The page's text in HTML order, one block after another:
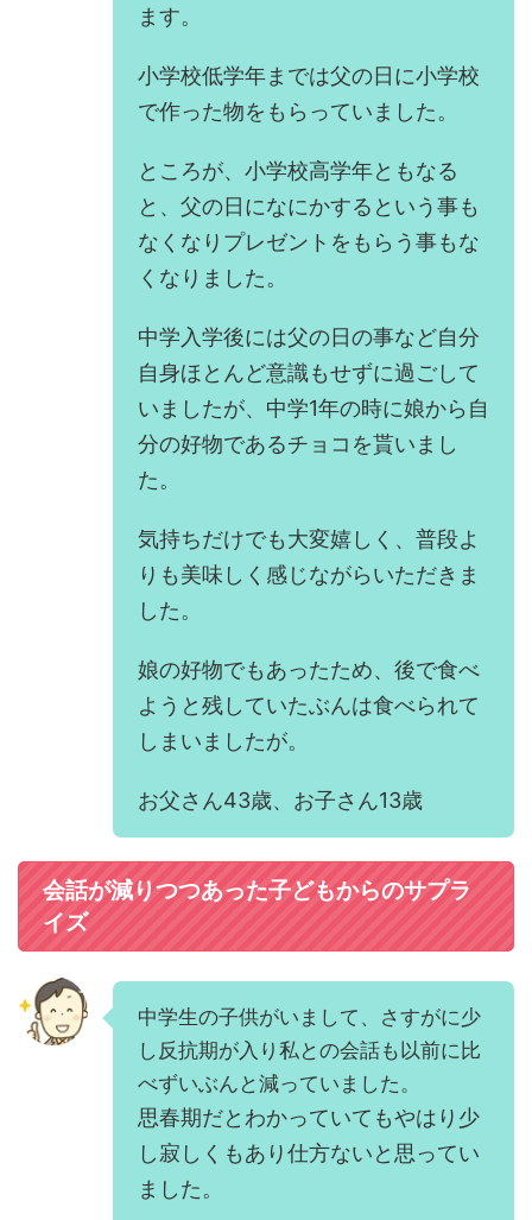
ます。
小学校低学年までは父の日に小学校
で作った物をもらっていました。
ところが、小学校高学年ともなる
と、父の日になにかするという事も
なくなりプレゼントをもらう事もな
くなりました。
中学入学後には父の日の事など自分
自身ほとんど意識もせずに過ごして
いましたが、中学1年の時に娘から自
分の好物であるチョコを貰いまし
た。
気持ちだけでも大変嬉しく、普段よ
りも美味しく感じながらいただきま
した。
娘の好物でもあったため、後で食べ
ようと残していたぶんは食べられて
しまいましたが。
お父さん43歳、お子さん13歳
会話が減りつつあった子どもからのサプラ
イズ
中学生の子供がいまして、さすがに少
し反抗期が入り私との会話も以前に比
べずいぶんと減っていました。
思春期だとわかっていてもやはり少
し寂しくもあり仕方ないと思ってい
ました。